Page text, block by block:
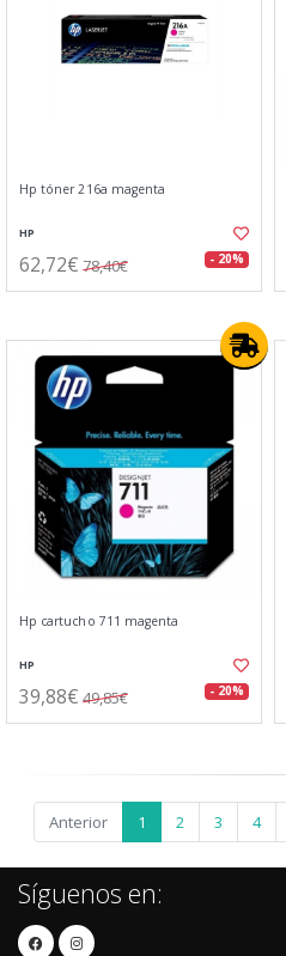
Hp tóner 216a magenta
HP
62,72€ 78,40€ - 20%
Hp cartucho 711 magenta
HP
39,88€ 49,85€ - 20%
Anterior 1 2 3 4
Síguenos en: